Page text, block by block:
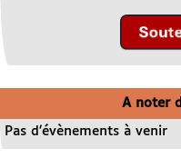
A noter
Pas d’évènements à venir